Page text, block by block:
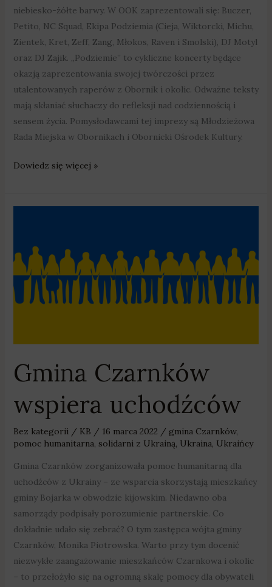
niebiesko-żółte barwy. W OOK zaprezentowali się: Buczer,
Petito, NC Squad, Ekipa Podziemia (Cieja, Wiktorcki, Michu,
Zientek, Kret, Zeff, Zang, Młokos, Raven i Smolski), DJ Motyl
oraz DJ Zajik. „Podziemie” to cykliczne koncerty będące
okazją zaprezentowania swojej twórczości przez
utalentowanych raperów z Obornik i okolic. Odważne teksty
mają skłaniać słuchaczy do refleksji nad codziennością i
sensem życia. Pomysłodawcami tej imprezy są Młodzieżowa
Rada Miejska w Obornikach i Obornicki Ośrodek Kultury.
Dowiedz się więcej »
Gmina Czarnków
wspiera uchodźców
Bez kategorii/ KB / 16 marca 2022 / gmina Czarnków,
pomoc humanitarna, solidarni z Ukrainą, Ukraina, Ukraińcy
Gmina Czarnków zorganizowała pomoc humanitarną dla
uchodźców z Ukrainy – ze wsparcia skorzystają mieszkańcy
gminy Bojarka w obwodzie kijowskim. Niedawno oba
samorządy podpisały porozumienie partnerskie. Co
dokładnie udało się zebrać? O tym zastępca wójta gminy
Czarnków, Monika Piotrowska. Warto przy tym docenić
niezwykłe zaangażowanie mieszkańców Czarnkowa i okolic
– to przełożyło się na ogromną skalę pomocy dla obywateli
wspiera
uchodźców